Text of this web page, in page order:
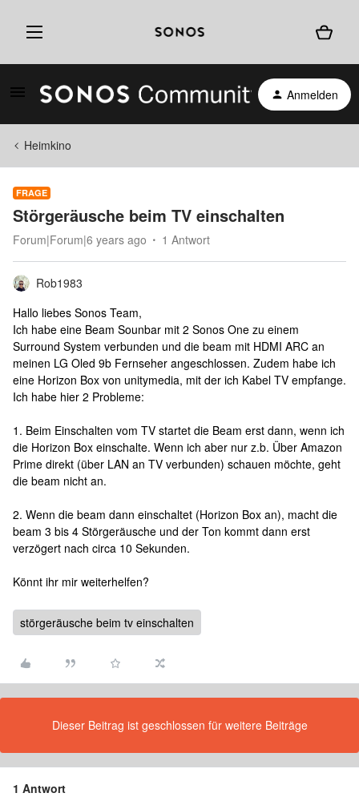
Anmelden
Heimkino
FRAGE
Störgeräusche beim TV einschalten
Forum|Forum|6 years ago 1 Antwort
Rob1983
Hallo liebes Sonos Team,
Ich habe eine Beam Sounbar mit 2 Sonos One zu einem
Surround System verbunden und die beam mit HDMI ARC an
meinen LG Oled 9b Fernseher angeschlossen. Zudem habe ich
eine Horizon Box von unitymedia, mit der ich Kabel TV empfange.
Ich habe hier 2 Probleme:
1. Beim Einschalten vom TV startet die Beam erst dann, wenn ich
die Horizon Box einschalte. Wenn ich aber nur z.b. Über Amazon
Prime direkt (über LAN an TV verbunden) schauen möchte, geht
die beam nicht an.
2. Wenn die beam dann einschaltet (Horizon Box an), macht die
beam 3 bis 4 Störgeräusche und der Ton kommt dann erst
verzögert nach circa 10 Sekunden.
Könnt ihr mir weiterhelfen?
störgeräusche beim tv einschalten
Dieser Beitrag ist geschlossen für weitere Beiträge
1 Antwort